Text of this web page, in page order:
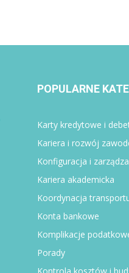
POPULARNE
Karty kredytowe i
Kariera i rozwój
Konfiguracja i
Kariera akademicka
Koordynacja
Konta bankowe
Komplikacje
Porady